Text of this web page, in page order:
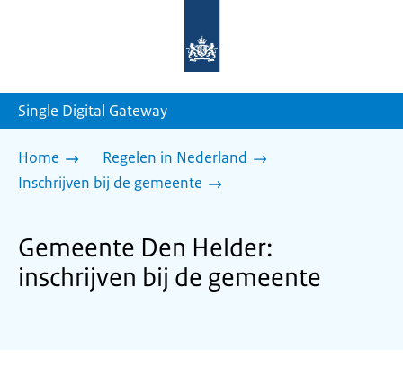
homepage
Single Digital Gateway
Home
Regelen in Nederland
Inschrijven bij de gemeente
Gemeente Den Helder:
inschrijven bij de gemeente